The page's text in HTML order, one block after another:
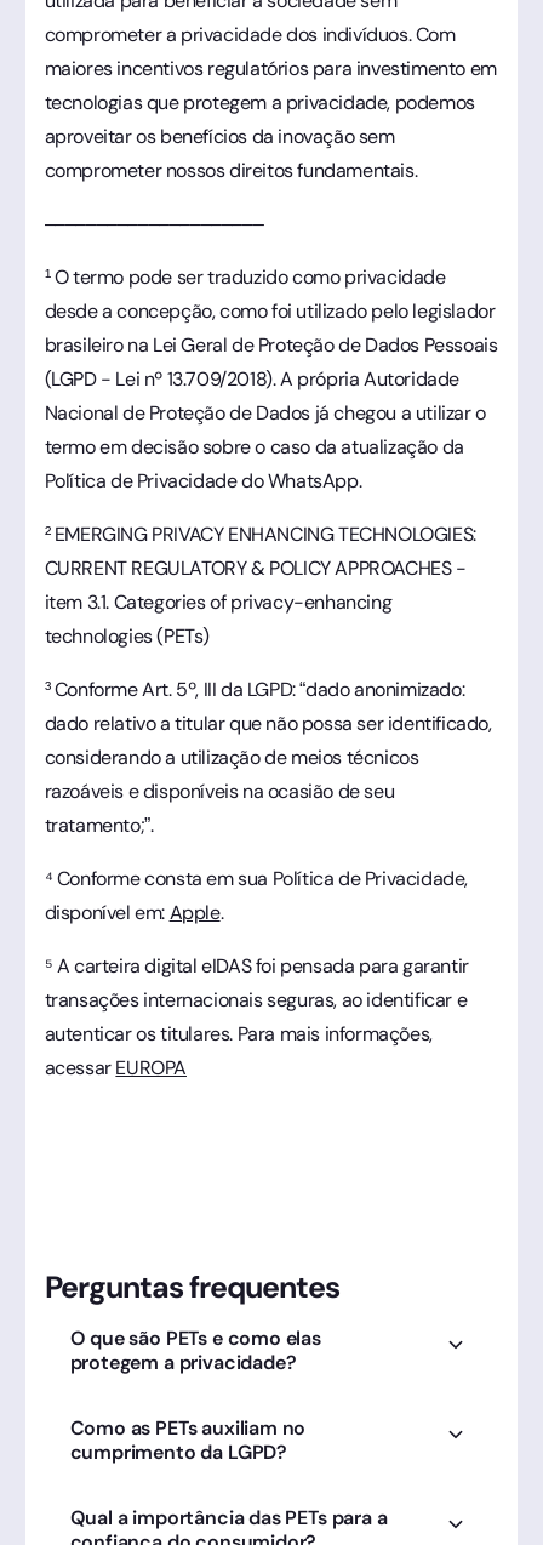
comprometer a privacidade dos indivíduos. Com
maiores incentivos regulatórios para investimento em
tecnologias que protegem a privacidade, podemos
aproveitar os benefícios da inovação sem
comprometer nossos direitos fundamentais.
–––––––––––––––––––––
¹ O termo pode ser traduzido como privacidade
desde a concepção, como foi utilizado pelo legislador
brasileiro na Lei Geral de Proteção de Dados Pessoais
(LGPD - Lei nº 13.709/2018). A própria Autoridade
Nacional de Proteção de Dados já chegou a utilizar o
termo em decisão sobre o caso da atualização da
Política de Privacidade do WhatsApp.
² EMERGING PRIVACY ENHANCING TECHNOLOGIES:
CURRENT REGULATORY & POLICY APPROACHES -
item 3.1. Categories of privacy-enhancing
technologies (PETs)
³ Conforme Art. 5º, III da LGPD: “dado anonimizado:
dado relativo a titular que não possa ser identificado,
considerando a utilização de meios técnicos
razoáveis e disponíveis na ocasião de seu
tratamento;”.
⁴ Conforme consta em sua Política de Privacidade,
disponível em:Apple.
⁵ A carteira digital eIDAS foi pensada para garantir
transações internacionais seguras, ao identificar e
autenticar os titulares. Para mais informações,
acessarEUROPA
Perguntas frequentes
O que são PETs e como elas
protegem a privacidade?
pessoais sem perder a funcionalidade. A
Clicksign utiliza esses princípios para garantir
Como as PETs auxiliam no
cumprimento da LGPD?
sensíveis. Integrar a Clicksign garante que o
Qual a importância das PETs para a